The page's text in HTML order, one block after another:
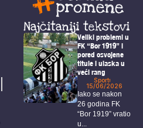
Najčitaniji tekstovi
Veliki problemi u
FK “Bor 1919” i
pored osvojene
titule i ulaska u
veći rang
Sport
15/06/2026
Iako se nakon
26 godina FK
“Bor 1919” vratio
u...